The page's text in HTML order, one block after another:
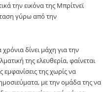
την εικόνα της Μπρίτνεϊ
γύρω από την
δίνει μάχη για την
της ελευθερία, φαίνεται
εμφανίσεις της χωρίς να
με την ομάδα της να